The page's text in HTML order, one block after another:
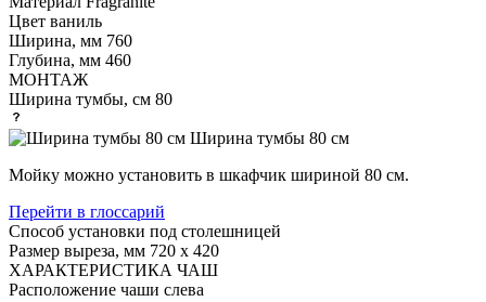
Цвет ваниль
Ширина, мм 760
Глубина, мм 460
МОНТАЖ
Ширина тумбы, см 80
Ширина тумбы 80 см
Мойку можно установить в шкафчик шириной 80 см.
Перейти в глоссарий
Способ установки под столешницей
Размер выреза, мм 720 х 420
ХАРАКТЕРИСТИКА ЧАШ
Расположение чаши слева